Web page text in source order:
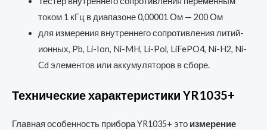
током 1 кГц в диапазоне 0,00001 Ом — 200 Ом
для измерения внутреннего сопротивления литий-
ионных, Pb, Li-Ion, Ni-MH, Li-Pol, LiFePO4, Ni-H2, Ni-
Cd элементов или аккумуляторов в сборе.
Технические характеристики YR1035+
Главная особенность прибора YR1035+ это измерение